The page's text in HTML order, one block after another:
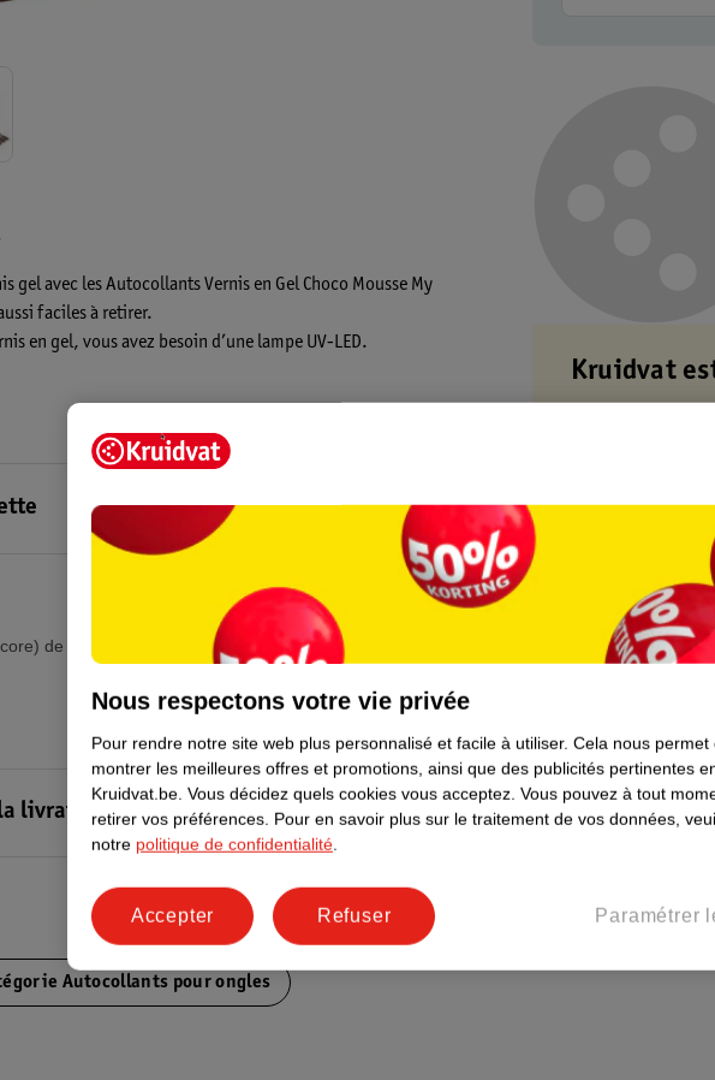
avec les Autocollants Vernis en Gel Choco Mousse My
faciles à retirer.
en gel, vous avez besoin d’une lampe UV-LED.
de "Nature Impact Score".
livraison
Autocollants pour ongles
Kruidvat
Retirez votre
Commandé
Livraison à
divers
Retours
Points
Nous respectons votre vie privée
Pour rendre notre site web plus personnalisé et facile à utiliser. Cela nous permet
montrer les meilleures offres et promotions, ainsi que des publicités pertinentes
Kruidvat.be. Vous décidez quels cookies vous acceptez. Vous pouvez à tout
retirer vos préférences. Pour en savoir plus sur le traitement de vos données,
notre politique de confidentialité.
Paramétrer
Refuser
Accepter